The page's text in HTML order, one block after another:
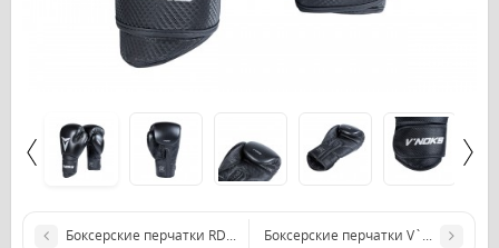
Боксерские перчатки RDX L2 Mark Pro Silver 16 ун.
Боксерские перчатки V`Noks